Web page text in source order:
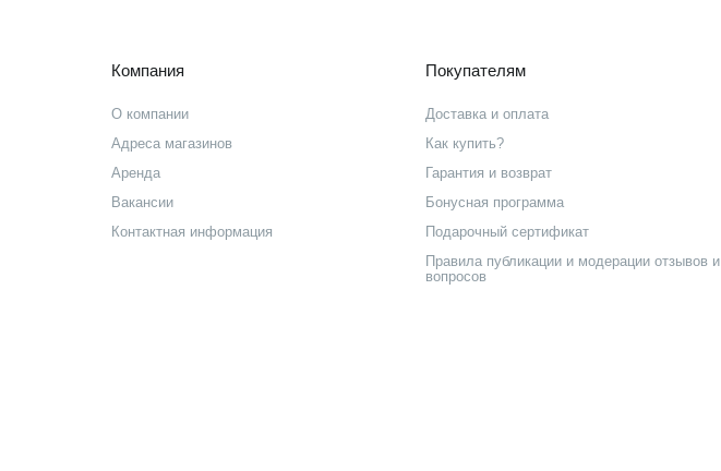
Компания
О компании
Адреса магазинов
Аренда
Вакансии
Контактная информация
Покупателям
Доставка и оплата
Как купить?
Гарантия и возврат
Бонусная программа
Подарочный сертификат
Правила публикации и модерации отзывов и
вопросов